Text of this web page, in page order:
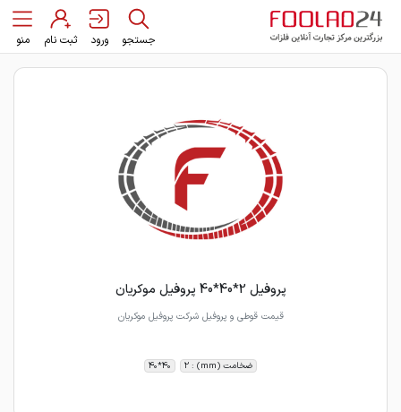
جستجو ورود ثبت نام منو
پروفیل 2*40*40 پروفیل موکریان
قیمت قوطی و پروفیل شرکت پروفیل موکریان
ضخامت (mm) : 2 40*40